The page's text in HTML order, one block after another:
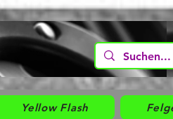
Yellow Flash